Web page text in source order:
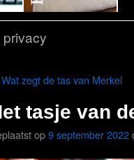
Wat zegt de tas van Merkel
tasje van
op9 september 2022